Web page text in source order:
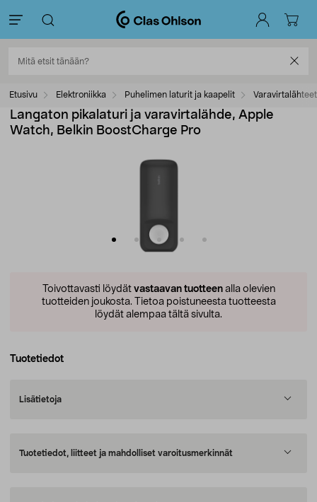
Etusivu Elektroniikka Puhelimen laturit ja kaapelit Varavirtalähteet
Langaton pikalaturi ja varavirtalähde, Apple
Watch, Belkin BoostCharge Pro
Toivottavasti löydät vastaavan tuotteenalla olevien
tuotteiden joukosta. Tietoa poistuneesta tuotteesta
löydät alempaa tältä sivulta.
Tuotetiedot
Lisätietoja
Tuotetiedot, liitteet ja mahdolliset varoitusmerkinnät